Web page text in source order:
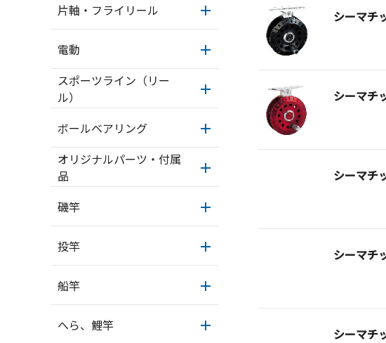
片軸・フライリール
電動
スポーツライン（リー
ル）
ボールベアリング
オリジナルパーツ・付属
品
磯竿
投竿
船竿
へら、鯉竿
シーマチ
シーマチ
シーマチ
シーマチ
シーマチ